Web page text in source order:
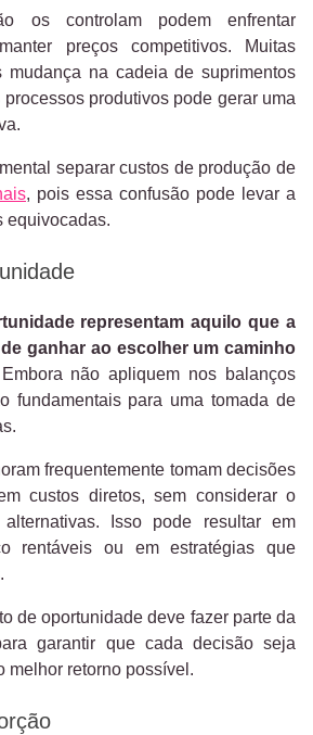
os controlam podem enfrentar
preços competitivos. Muitas
mudança na cadeia de suprimentos
produtivos pode gerar uma
separar custos de produção de
, pois essa confusão pode levar a
equivocadas.
representam aquilo que a
ganhar ao escolher um caminho
não apliquem nos balanços
fundamentais para uma tomada de
frequentemente tomam decisões
custos diretos, sem considerar o
Isso pode resultar em
rentáveis ​​ou em estratégias que
de oportunidade deve fazer parte da
garantir que cada decisão seja
melhor retorno possível.